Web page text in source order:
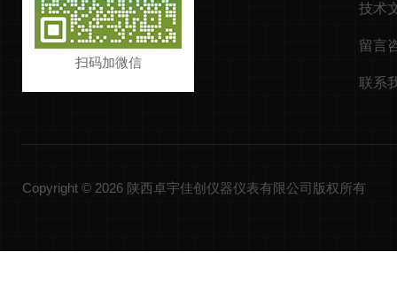
扫码加微信
技术
留言
联系
Copyright © 2026 陕西卓宇佳创仪器仪表有限公司版权所有